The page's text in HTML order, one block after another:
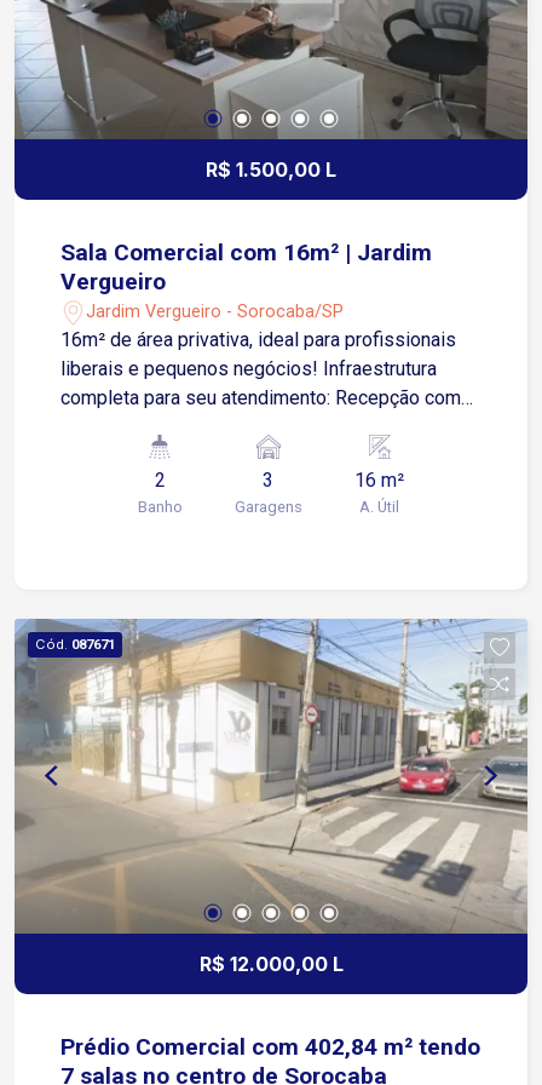
R$ 1.500,00 L
Sala Comercial com 16m² | Jardim
Vergueiro
Jardim Vergueiro - Sorocaba/SP
16m² de área privativa, ideal para profissionais
liberais e pequenos negócios! Infraestrutura
completa para seu atendimento: Recepção com
uso comum 3 vagas rotativas para maior
comodidade dos clientes Água e luz inclusas no
valor da locação Localização estratégica: A
fluxo de pessoas e veículos ao redor. Agende
sua visita e aproveite essa oportunidade para
impulsionar seu negócio!
2
Banho
3
Garagens
16 m²
A. Útil
Cód. 087671
R$ 12.000,00 L
Prédio Comercial com 402,84 m² tendo
7 salas no centro de Sorocaba